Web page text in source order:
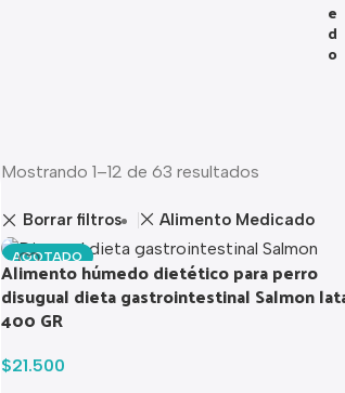
E
D
O
Mostrando 1–12 de 63 resultados
Borrar filtros Alimento Medicado
AGOTADO
Alimento húmedo dietético para perro
disugual dieta gastrointestinal Salmon
400 GR
$21.500